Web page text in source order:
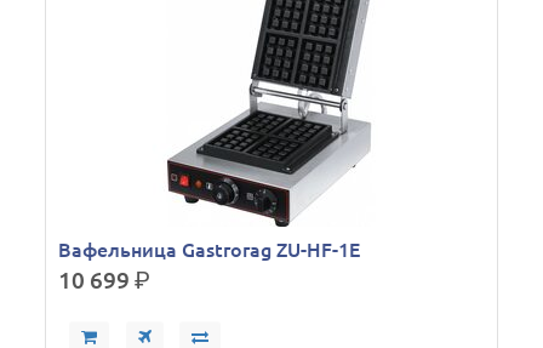
Вафельница Gastrorag ZU-HF-1E
10 699р.